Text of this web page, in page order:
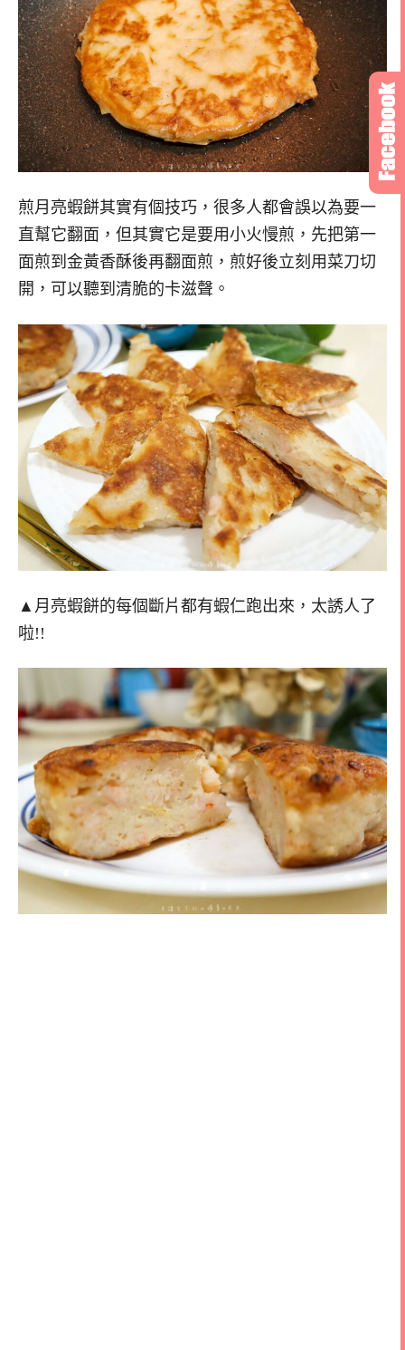
煎月亮蝦餅其實有個技巧，很多人都會誤以為要一
直幫它翻面，但其實它是要用小火慢煎，先把第一
面煎到金黃香酥後再翻面煎，煎好後立刻用菜刀切
開，可以聽到清脆的卡滋聲。
▲月亮蝦餅的每個斷片都有蝦仁跑出來，太誘人了
啦!!